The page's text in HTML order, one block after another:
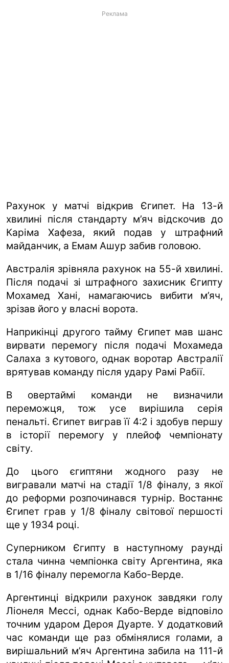
Реклама
Рахунок у матчі відкрив Єгипет. На 13-й
хвилині після стандарту м’яч відскочив до
Каріма Хафеза, який подав у штрафний
майданчик, а Емам Ашур забив головою.
Австралія зрівняла рахунок на 55-й хвилині.
Після подачі зі штрафного захисник Єгипту
Мохамед Хані, намагаючись вибити м’яч,
зрізав його у власні ворота.
Наприкінці другого тайму Єгипет мав шанс
вирвати перемогу після подачі Мохамеда
Салаха з кутового, однак воротар Австралії
врятував команду після удару Рамі Рабії.
В овертаймі команди не визначили
переможця, тож усе вирішила серія
пенальті. Єгипет виграв її 4:2 і здобув першу
в історії перемогу у плейоф чемпіонату
світу.
До цього єгиптяни жодного разу не
вигравали матчі на стадії 1/8 фіналу, з якої
до реформи розпочинався турнір. Востаннє
Єгипет грав у 1/8 фіналу світової першості
ще у 1934 році.
Суперником Єгипту в наступному раунді
стала чинна чемпіонка світу Аргентина, яка
в 1/16 фіналу перемогла Кабо-Верде.
Аргентинці відкрили рахунок завдяки голу
Ліонеля Мессі, однак Кабо-Верде відповіло
точним ударом Дероя Дуарте. У додатковий
час команди ще раз обмінялися голами, а
вирішальний м’яч Аргентина забила на 111-й